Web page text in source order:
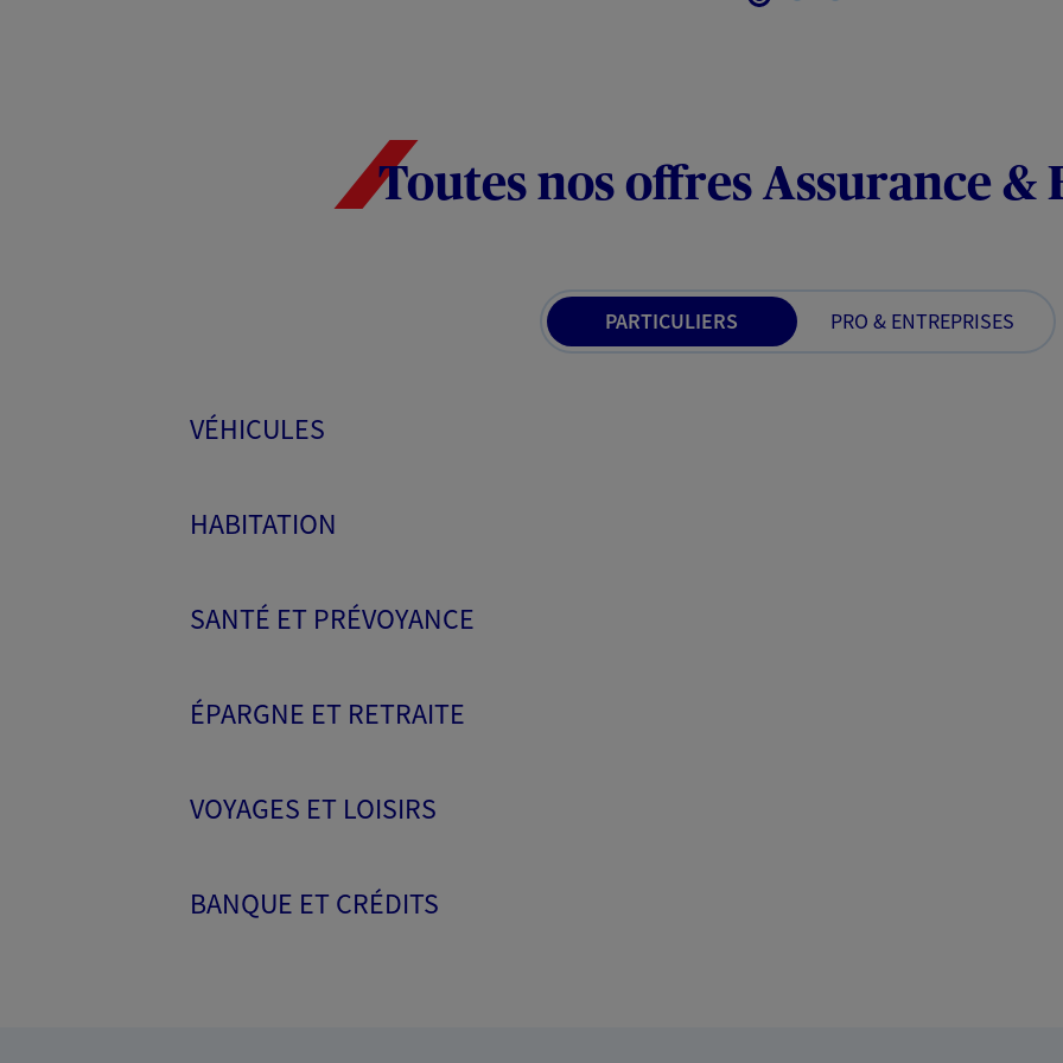
Toutes nos offres Assurance &
PARTICULIERS PRO & ENTREPRISES
VÉHICULES
HABITATION
SANTÉ ET PRÉVOYANCE
ÉPARGNE ET RETRAITE
VOYAGES ET LOISIRS
BANQUE ET CRÉDITS